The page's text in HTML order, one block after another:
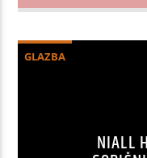
GLAZBA
NIALL